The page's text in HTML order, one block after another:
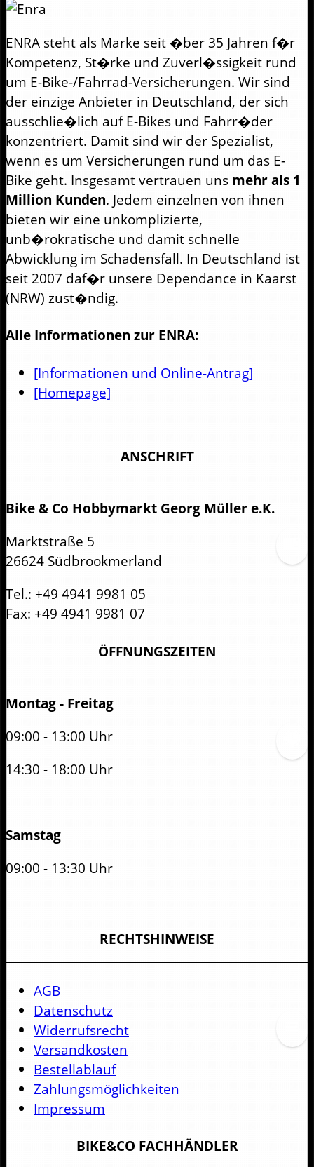
ENRA steht als Marke seit �ber 35 Jahren f�r
Kompetenz, St�rke und Zuverl�ssigkeit rund
um E-Bike-/Fahrrad-Versicherungen. Wir sind
der einzige Anbieter in Deutschland, der sich
ausschlie�lich auf E-Bikes und Fahrr�der
konzentriert. Damit sind wir der Spezialist,
wenn es um Versicherungen rund um das E-
Bike geht. Insgesamt vertrauen uns mehr als 1
Million Kunden. Jedem einzelnen von ihnen
bieten wir eine unkomplizierte,
unb�rokratische und damit schnelle
Abwicklung im Schadensfall. In Deutschland ist
seit 2007 daf�r unsere Dependance in Kaarst
(NRW) zust�ndig.
Alle Informationen zur ENRA:
[Informationen und Online-Antrag]
[Homepage]
ANSCHRIFT
Bike & Co Hobbymarkt Georg Müller e.K.
Marktstraße 5
26624 Südbrookmerland
Tel.: +49 4941 9981 05
Fax: +49 4941 9981 07
ÖFFNUNGSZEITEN
Montag - Freitag
09:00 - 13:00 Uhr
14:30 - 18:00 Uhr
Samstag
09:00 - 13:30 Uhr
RECHTSHINWEISE
AGB
Datenschutz
Widerrufsrecht
Versandkosten
Bestellablauf
Zahlungsmöglichkeiten
Impressum
BIKE&CO FACHHÄNDLER